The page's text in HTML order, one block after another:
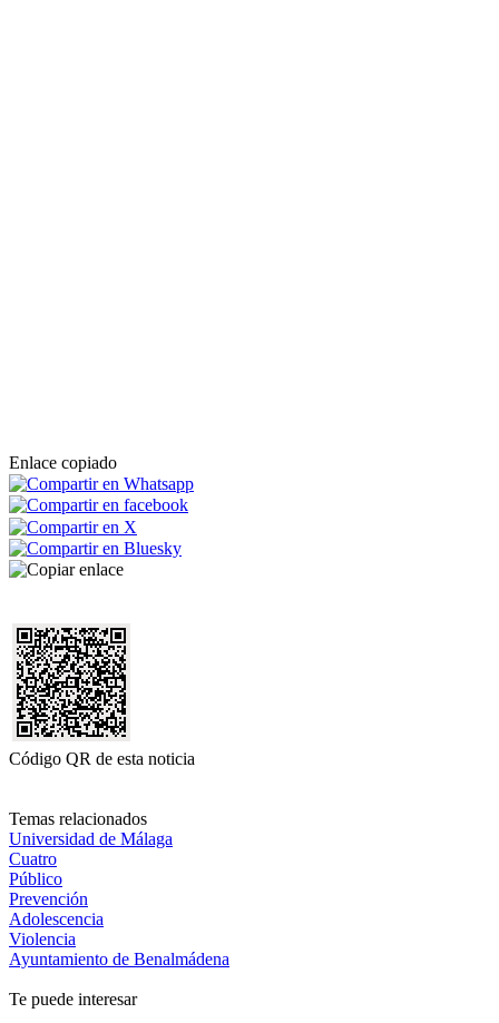
Enlace copiado
Código QR de esta noticia
Temas relacionados
Universidad de Málaga
Cuatro
Público
Prevención
Adolescencia
Violencia
Ayuntamiento de Benalmádena
Te puede interesar